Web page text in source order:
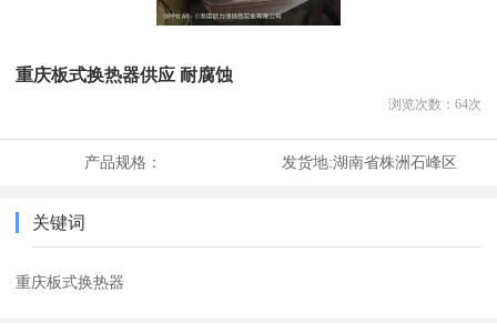
重庆板式换热器供应 耐腐蚀
浏览次数： 64次
产品规格： 发货地:湖南省株洲石峰区
关键词
重庆板式换热器